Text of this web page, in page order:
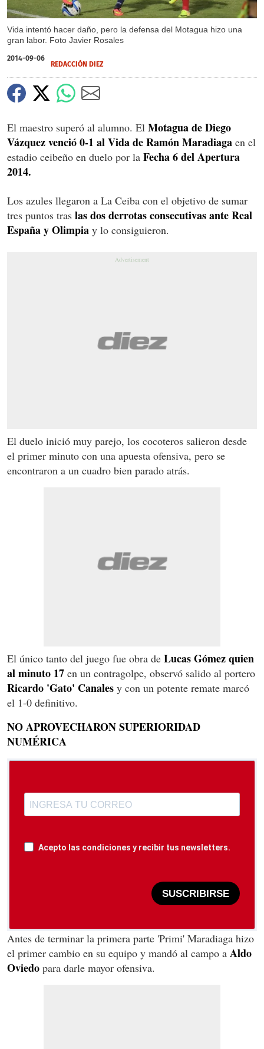
Vida intentó hacer daño, pero la defensa del Motagua hizo una
gran labor. Foto Javier Rosales
2014-09-06
REDACCIÓN DIEZ
El maestro superó al alumno. El Motagua de Diego
Vázquez venció 0-1 al Vida de Ramón Maradiaga en el
estadio ceibeño en duelo por la Fecha 6 del Apertura
2014.
Los azules llegaron a La Ceiba con el objetivo de sumar
tres puntos tras las dos derrotas consecutivas ante Real
España y Olimpia y lo consiguieron.
El duelo inició muy parejo, los cocoteros salieron desde
el primer minuto con una apuesta ofensiva, pero se
encontraron a un cuadro bien parado atrás.
El único tanto del juego fue obra de Lucas Gómez quien
al minuto 17 en un contragolpe, observó salido al portero
Ricardo 'Gato' Canales y con un potente remate marcó
el 1-0 definitivo.
NO APROVECHARON SUPERIORIDAD
NUMÉRICA
Acepto las condiciones y recibir tus newsletters.
SUSCRIBIRSE
Antes de terminar la primera parte 'Primi' Maradiaga hizo
el primer cambio en su equipo y mandó al campo a Aldo
Oviedo para darle mayor ofensiva.